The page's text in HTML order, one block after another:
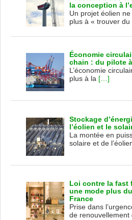
la conception à
Un projet éolien
plus à « trouver du
Économie
chain : du pilote
L’économie
plus à la […]
Stockage
l’éolien et le
La montée en
solaire et de
Loi contre la fast
une mode plus
France
Prise dans
de renouvellement